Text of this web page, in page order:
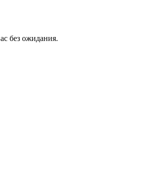
без ожидания.